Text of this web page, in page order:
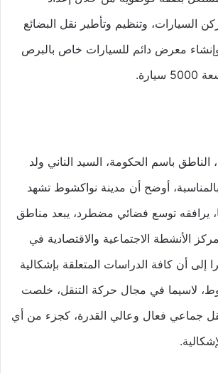
السيارات، وتنظيم وتأطير نقل البضائع
وإنشاء معرض دائم للسيارات خاص بالبرص
الناطق باسم الحكومة، السيد الناني ولد
أوضح أن مدينة نواكشوط تشهد
يرافقه توسع فضائي مضطرد، يبعد مناطق
الأنشطة الاجتماعية والاقتصادية في
إلى أن كافة الدراسات المتعلقة بإشكالية
لاسيما في مجال حركة التنقل، خلصت
جماعي فعال وعالي القدرة، كجزء من أي